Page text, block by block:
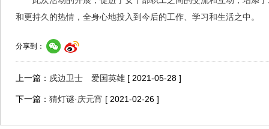
和更持久的热情，全身心地投入到今后的工作、学习和生活之中。
分享到：
上一篇： 戍边卫士 爱国英雄 [ 2021-05-28 ]
下一篇： 猜灯谜·庆元宵 [ 2021-02-26 ]